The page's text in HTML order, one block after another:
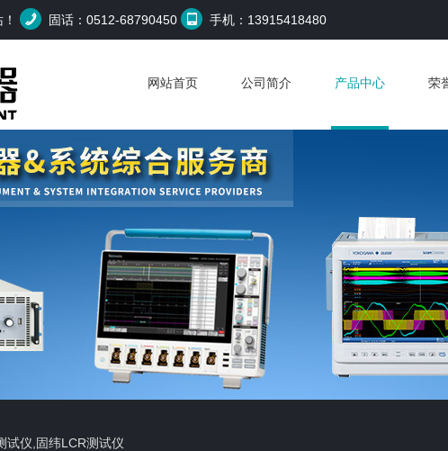
固话：0512-68790450 手机：13915418480
网站首页 公司简介 产品中心 荣
试仪,固纬LCR测试仪